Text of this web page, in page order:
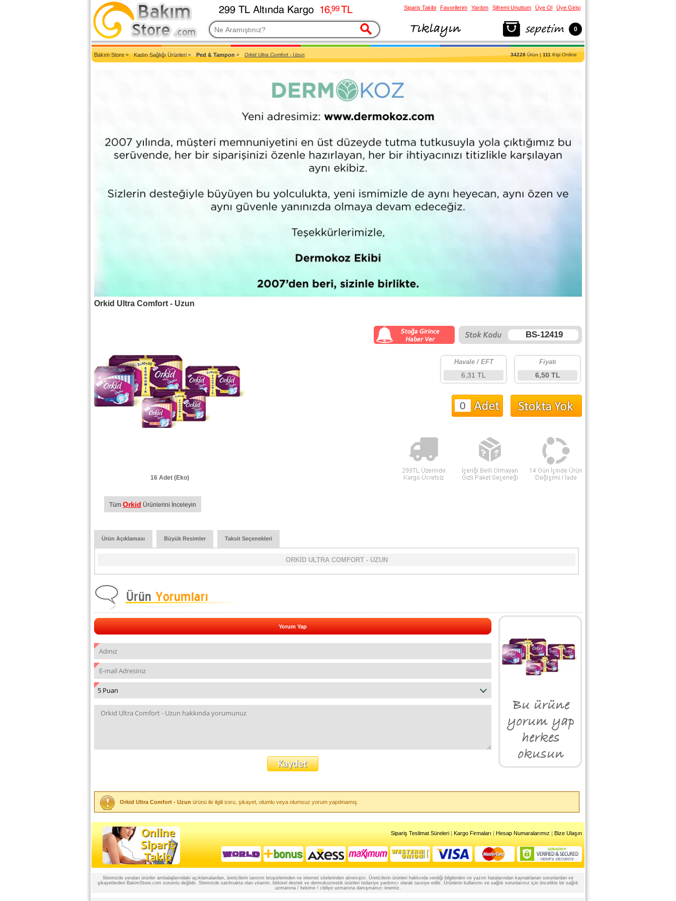
2007'den Beri Türkiye'nin En Güncel Bakım Ürünleri Eczane Sitesi
Bakım Store» Kadın Sağlığı Ürünleri » Ped & Tampon » Orkid Ultra Comfort - Uzun 34228Ürün |111Kişi Online
Orkid Ultra Comfort - Uzun
16 Adet (Eko)
BS-12419
Fiyatı
6,50 TL
Havale / EFT
6,31 TL
Tüm Orkid Ürünlerini İnceleyin
Ürün Açıklaması Büyük Resimler Taksit Seçenekleri
ORKİD ULTRA COMFORT - UZUN
Yorum Yap
Orkid Ultra Comfort - Uzun ürünü ile ilgili soru, şikayet, olumlu veya olumsuz yorum yapılmamış.
Sipariş Teslimat Süreleri | Kargo Firmaları | Hesap Numaralarımız | Bize Ulaşın
Sitemizde yeralan ürünler ambalajlarındaki açıklamalardan, üreticilerin tanıtım broşürlerinden ve internet sitelerinden alınmıştır. Üreticilerin ürünleri hakkında verdiği bilgilerden ve yazım hatalarından kaynaklanan sorunlardan ve
şikayetlerden BakimStore.com sorumlu değildir. Sitemizde satılmakta olan vitamin, bitkisel destek ve dermokozmetik ürünleri tedaviye yardımcı olarak tavsiye edilir. Ürünlerin kullanımı ve sağlık sorunlarınız için öncelikle bir sağlık
uzmanına / hekime / cildiye uzmanına danışmanızı öneririz.
Sipariş Takibi Favorilerim Yardım Şifremi Unuttum Üye Ol Üye Girişi
0